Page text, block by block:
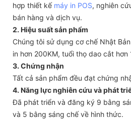
hợp thiết kế máy in POS, nghiên
bán hàng và dịch vụ.
2. Hiệu suất sản phẩm
Chúng tôi sử dụng cơ chế Nhật
in hơn 200KM, tuổi thọ dao cắt hơn
3. Chứng nhận
Tất cả sản phẩm đều đạt chứng
4. Năng lực nghiên cứu và phát
Đã phát triển và đăng ký 9 bằng
và 5 bằng sáng chế về hình thức.